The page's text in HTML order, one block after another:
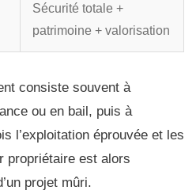
Sécurité totale +
patrimoine + valorisation
consiste souvent à
ou en bail, puis à
l’exploitation éprouvée et les
propriétaire est alors
projet mûri.